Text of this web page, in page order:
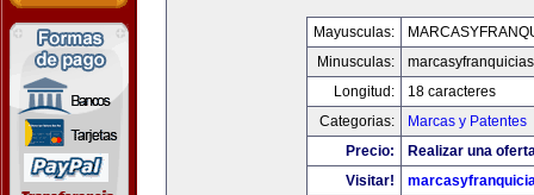
Mayusculas:
Minusculas:
Longitud:
18 caracteres
Categorias:
Marcas y Patentes
Precio:
Realizar una
Visitar!